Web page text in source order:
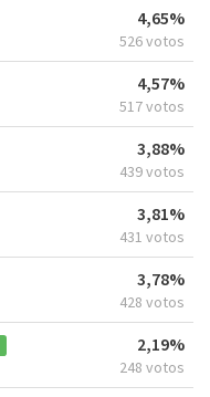
4,65%
526 votos
4,57%
517 votos
3,88%
439 votos
3,81%
431 votos
3,78%
428 votos
2,19%
248 votos